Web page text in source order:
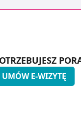
UMÓW E-WIZYTĘ